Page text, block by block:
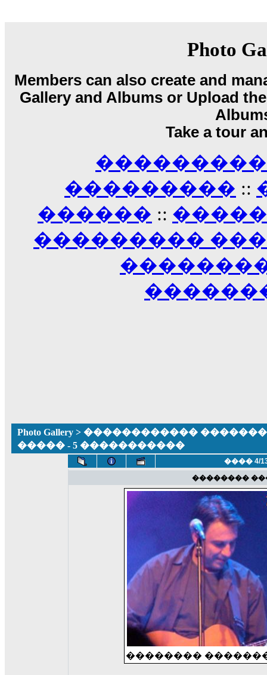
������� ���� ���� ������;
Photo
Members can also create and
Gallery and Albums or Upload
Take a tour
���������
��������� ::
������ ::
���������
Photo Gallery > ������������ ��������
����� - 5 �����������
���� 4/
��������
��������